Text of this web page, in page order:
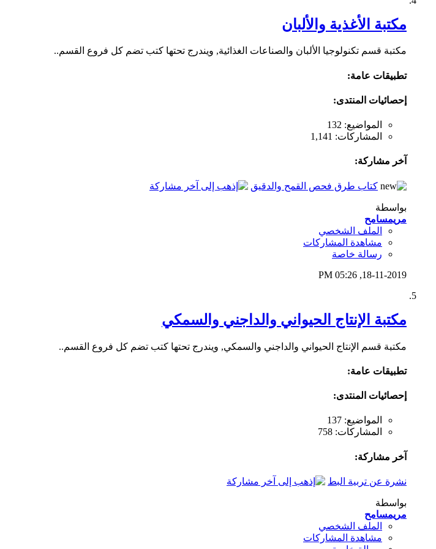
مكتبة الأغذية والألبان
مكتبة قسم تكنولوجيا الألبان والصناعات الغذائية, ويندرج تحتها كتب تضم كل فروع القسم..
تطبيقات عامة:
إحصائيات المنتدى:
المواضيع: 132
المشاركات: 1,141
آخر مشاركة:
كتاب طرق فحص القمح والدقيق
بواسطة
مريمسامح
الملف الشخصي
مشاهدة المشاركات
رسالة خاصة
18-11-2019,
05:26 PM
مكتبة الإنتاج الحيواني والداجني والسمكي
مكتبة قسم الإنتاج الحيواني والداجني والسمكي, ويندرج تحتها كتب تضم كل فروع القسم..
تطبيقات عامة:
إحصائيات المنتدى:
المواضيع: 137
المشاركات: 758
آخر مشاركة:
نشرة عن تربية البط
بواسطة
مريمسامح
الملف الشخصي
مشاهدة المشاركات